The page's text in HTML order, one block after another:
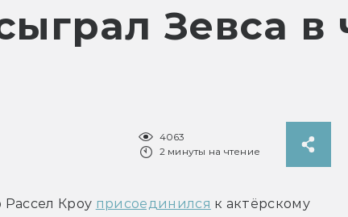
Зевса в
4063
2 минуты на чтение
Кроу присоединился к актёрскому